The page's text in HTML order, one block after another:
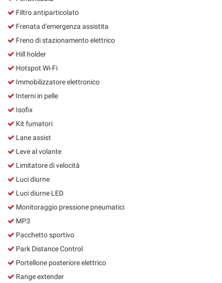
Filtro antiparticolato
Frenata d'emergenza assistita
Freno di stazionamento elettrico
Hill holder
Hotspot Wi-Fi
Immobilizzatore elettronico
Interni in pelle
Isofix
Kit fumatori
Lane assist
Leve al volante
Limitatore di velocità
Luci diurne
Luci diurne LED
Monitoraggio pressione pneumatici
MP3
Pacchetto sportivo
Park Distance Control
Portellone posteriore elettrico
Range extender